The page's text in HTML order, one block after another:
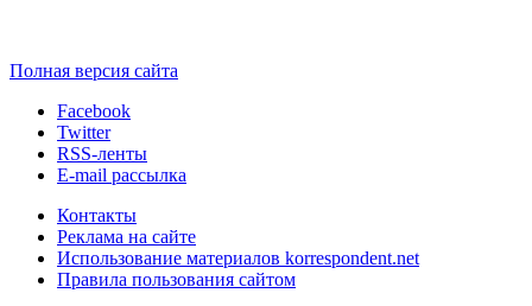
Полная версия сайта
Facebook
Twitter
RSS-ленты
E-mail рассылка
Контакты
Реклама на сайте
Использование материалов korrespondent.net
Правила пользования сайтом